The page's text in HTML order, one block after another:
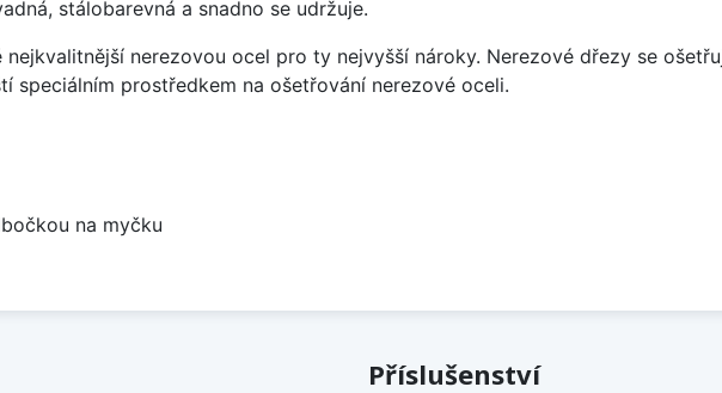
stálobarevná a snadno se udržuje.
nejkvalitnější nerezovou ocel pro ty nejvyšší nároky. Nerezové dřezy se
speciálním prostředkem na ošetřování nerezové oceli.
na myčku
Příslušenství